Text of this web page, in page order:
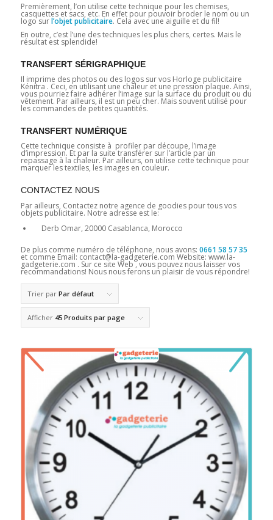
Premièrement, l’on utilise cette technique pour les chemises,
casquettes et sacs, etc. En effet pour pouvoir broder le nom ou un
logo surl’objet publicitaire. Cela avec une aiguille et du fil!
En outre, c’est l’une des techniques les plus chers, certes. Mais le
résultat est splendide!
TRANSFERT SÉRIGRAPHIQUE
Il imprime des photos ou des logos sur vos Horloge publicitaire
Kénitra . Ceci, en utilisant une chaleur et une pression plaque. Ainsi,
vous pourriez faire adhérer l’image sur la surface du produit ou du
vêtement. Par ailleurs, il est un peu cher. Mais souvent utilisé pour
les commandes de petites quantités.
TRANSFERT NUMÉRIQUE
Cette technique consiste à profiler par découpe, l’image
d’impression. Et par la suite transférer sur l’article par un
repassage à la chaleur. Par ailleurs, on utilise cette technique pour
marquer les textiles, les images en couleur.
CONTACTEZ NOUS
Par ailleurs, Contactez notre agence de goodies pour tous vos
objets publicitaire. Notre adresse est le:
Derb Omar, 20000 Casablanca, Morocco
De plus comme numéro de téléphone, nous avons: 0661 58 57 35
et comme Email: contact@la-gadgeterie.com Website: www.la-
gadgeterie.com . Sur ce site Web , vous pouvez nous laisser vos
recommandations! Nous nous ferons un plaisir de vous répondre!
Trier par Par défaut
Afficher 45 Produits par page